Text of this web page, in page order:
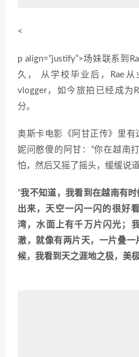
<
p align=”justify”>场妹联系到
久， 从学校毕业后，Rae
vlogger，如今旅拍已经成为
分。
奥斯卡电影《阿甘正传》里
妮问憨傻的阿甘：“你在越南
怕，然后又摇了摇头，缓缓说道
“我不知道，我看到在越南有
出来，天空一闪一闪的很好看
湾，水面上有千万片闪光；
澈，就像有两片天，一片叠
候，我看到天之涯地之极，美